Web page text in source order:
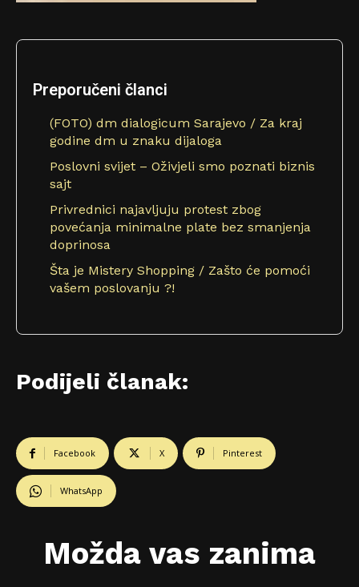
Preporučeni članci
(FOTO) dm dialogicum Sarajevo / Za kraj
godine dm u znaku dijaloga
Poslovni svijet – Oživjeli smo poznati biznis
sajt
Privrednici najavljuju protest zbog
povećanja minimalne plate bez smanjenja
doprinosa
Šta je Mistery Shopping / Zašto će pomoći
vašem poslovanju ?!
Podijeli članak:
Facebook X Pinterest
WhatsApp
Možda vas zanima